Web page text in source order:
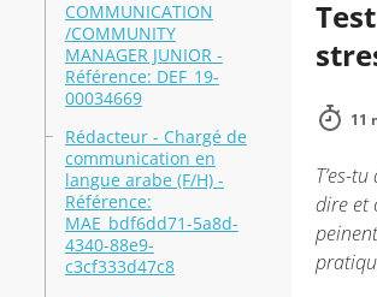
COMMUNICATION
/COMMUNITY
MANAGER JUNIOR -
Référence: DEF_19-
00034669
Rédacteur - Chargé de
communication en
langue arabe (F/H) -
Référence:
MAE_bdf6dd71-5a8d-
4340-88e9-
c3cf333d47c8
11
T’es-
dire et